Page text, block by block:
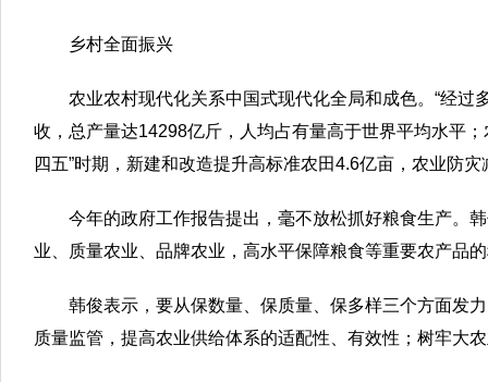
乡村全面振兴
农业农村现代化关系中国式现代化全局和成色。“经
收，总产量达14298亿斤，人均占有量高于世界平均水平
四五”时期，新建和改造提升高标准农田4.6亿亩，农业防
今年的政府工作报告提出，毫不放松抓好粮食生产。
业、质量农业、品牌农业，高水平保障粮食等重要农产品
韩俊表示，要从保数量、保质量、保多样三个方面发
质量监管，提高农业供给体系的适配性、有效性；树牢大